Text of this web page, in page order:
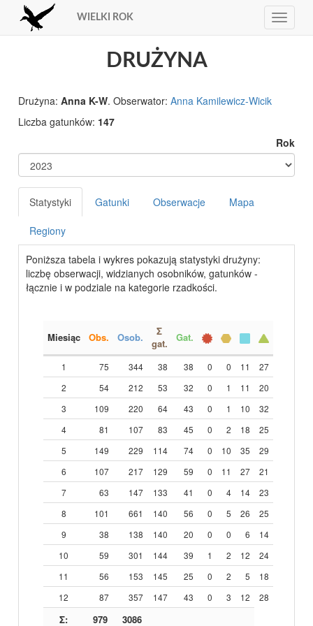
Toggle
WIELKI ROK
DRUŻYNA
Drużyna:Anna K-W. Obserwator:Anna Kamilewicz-Wicik
Liczba gatunków: 147
Rok
Statystyki Gatunki Obserwacje Mapa
Regiony
Poniższa tabela i wykres pokazują statystyki drużyny:
liczbę obserwacji, widzianych osobników, gatunków -
łącznie i w podziale na kategorie rzadkości.
Miesiąc Obs. Osob.
Σ
gat.
Gat.
1 75 344 38 38 0 0 11
27
2
54 212 53 32 0 1 11
20
3
109 220 64 43 0 1 10
32
4
81 107 83 45 0 2 18
25
5
149 229 114 74 0 10 35
29
6
107 217 129 59 0 11 27
21
7
63 147 133 41 0 4 14
23
8
101 661 140 56 0 5 26
25
9
38 138 140 20 0 0 6
14
10
59 301 144 39 1 2 12
24
11
56 153 145 25 0 2 5
18
12
87 357 147 43 0 3 12 28
Σ: 979 3086